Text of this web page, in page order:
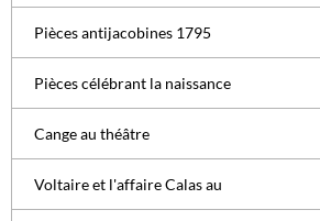
Pièces antijacobines 1795
Pièces célébrant la naissance
Cange au théâtre
Voltaire et l'affaire Calas au